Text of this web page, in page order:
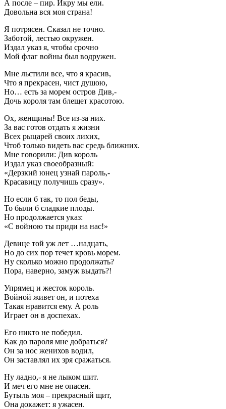
А после – пир. Икру мы ели.
Довольна вся моя страна!
Я потрясен. Сказал не точно.
Заботой, лестью окружен.
Издал указ я, чтобы срочно
Мой флаг войны был водружен.
Мне льстили все, что я красив,
Что я прекрасен, чист душою,
Но… есть за морем остров Див,-
Дочь короля там блещет красотою.
Ох, женщины! Все из-за них.
За вас готов отдать я жизни
Всех рыцарей своих лихих,
Чтоб только видеть вас средь ближних.
Мне говорили: Див король
Издал указ своеобразный:
«Дерзкий юнец узнай пароль,-
Красавицу получишь сразу».
Но если б так, то пол беды,
То были б сладкие плоды.
Но продолжается указ:
«С войною ты приди на нас!»
Девице той уж лет …надцать,
Но до сих пор течет кровь морем.
Ну сколько можно продолжать?
Пора, наверно, замуж выдать?!
Упрямец и жесток король.
Войной живет он, и потеха
Такая нравится ему. А роль
Играет он в доспехах.
Его никто не победил.
Как до пароля мне добраться?
Он за нос женихов водил,
Он заставлял их зря сражаться.
Ну ладно,- я не лыком шит.
И меч его мне не опасен.
Бутыль моя – прекрасный щит,
Она докажет: я ужасен.